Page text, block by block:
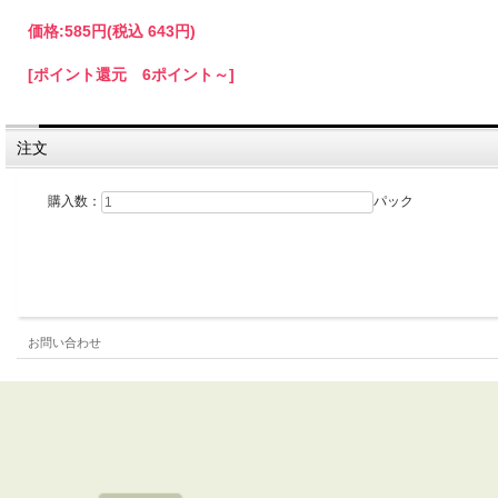
価格:585円(税込 643円)
[ポイント還元 6ポイント～]
注文
購入数： パック
お問い合わせ